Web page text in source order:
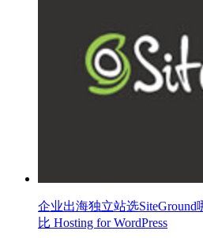
企业出海独立站选SiteGround
比 Hosting for WordPress